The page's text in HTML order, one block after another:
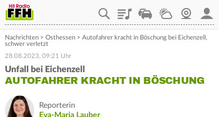
PlaylistStaupilotWetterWebcam
Nachrichten > Osthessen > Autofahrer kracht in Böschung bei Eichenzell,
schwer verletzt
28.08.2023, 09:21 Uhr
Unfall bei Eichenzell
AUTOFAHRER KRACHT IN BÖSCHUNG
Reporterin
Eva-Maria Lauber